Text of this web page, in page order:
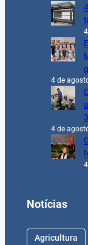
4 de
4 de
Notícias
Agricultura